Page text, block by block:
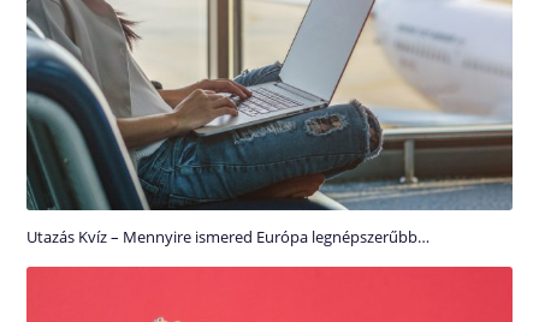
Utazás Kvíz – Mennyire ismered Európa legnépszerűbb…